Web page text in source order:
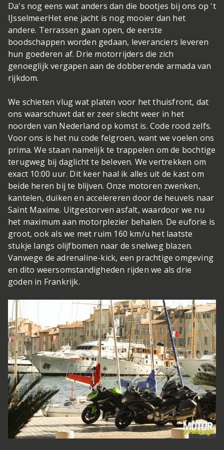
Da's nog eens wat anders dan die bootjes bij ons op 't
IJsselmeerHet ene jacht is nog mooier dan het
andere. Terrassen gaan open, de eerste
boodschappen worden gedaan, leveranciers leveren
hun goederen af. Drie motorrijders die zich
genoeglijk vergapen aan de dobberende armada van
rijkdom.
We schieten vlug wat platen voor het thuisfront, dat
ons waarschuwt dat er zeer slecht weer in het
noorden van Nederland op komst is. Code rood zelfs.
Voor ons is het nu code felgroen, want we voelen ons
prima. We staan namelijk te trappelen om de bochtige
terugweg bij daglicht te beleven. We vertrekken om
exact 10:00 uur. Dit keer haal ik alles uit de kast om
beide heren bij te blijven. Onze motoren zwenken,
kantelen, duiken en accelereren door de heuvels naar
Saint Maxime. Uitgestorven asfalt, waardoor we nu
het maximum aan motorplezier behalen. De euforie is
groot, ook als we met ruim 160 km/u het laatste
stukje langs olijfbomen naar de snelweg blazen.
Vanwege de adrenaline-kick, een prachtige omgeving
en dito weersomstandigheden rijden we als drie
goden in Frankrijk.